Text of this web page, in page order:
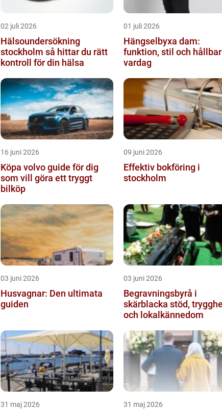
02 juli 2026
Hälsoundersökning
stockholm så hittar du rätt
kontroll för din hälsa
01 juli 2026
Hängselbyxa dam:
funktion, stil och hållbar
vardag
16 juni 2026
Köpa volvo guide för dig
som vill göra ett tryggt
bilköp
09 juni 2026
Effektiv bokföring i
stockholm
03 juni 2026
Husvagnar: Den ultimata
guiden
03 juni 2026
Begravningsbyrå i
skärblacka stöd, trygghet
och lokalkännedom
31 maj 2026 31 maj 2026